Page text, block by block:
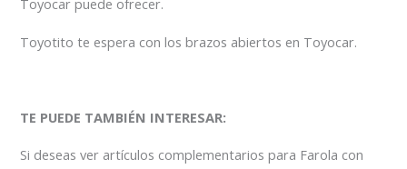
Toyocar puede ofrecer.
Toyotito te espera con los brazos abiertos en Toyocar.
TE PUEDE TAMBIÉN INTERESAR:
Si deseas ver artículos complementarios para Farola con